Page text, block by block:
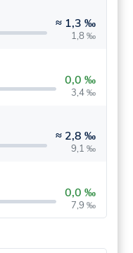
≈ 1,3 ‰
1,8 ‰
0,0 ‰
3,4 ‰
≈ 2,8 ‰
9,1 ‰
0,0 ‰
7,9 ‰